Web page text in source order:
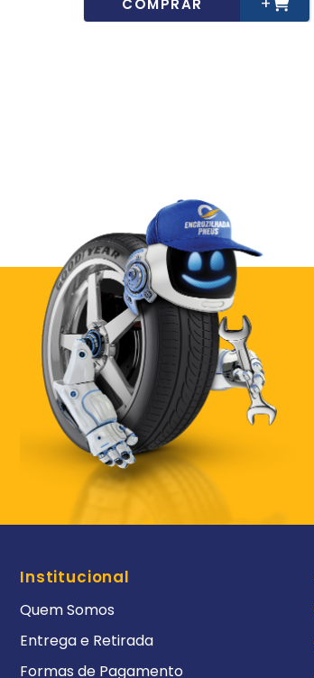
COMPRAR
Institucional
Quem Somos
Entrega e Retirada
Formas de Pagamento